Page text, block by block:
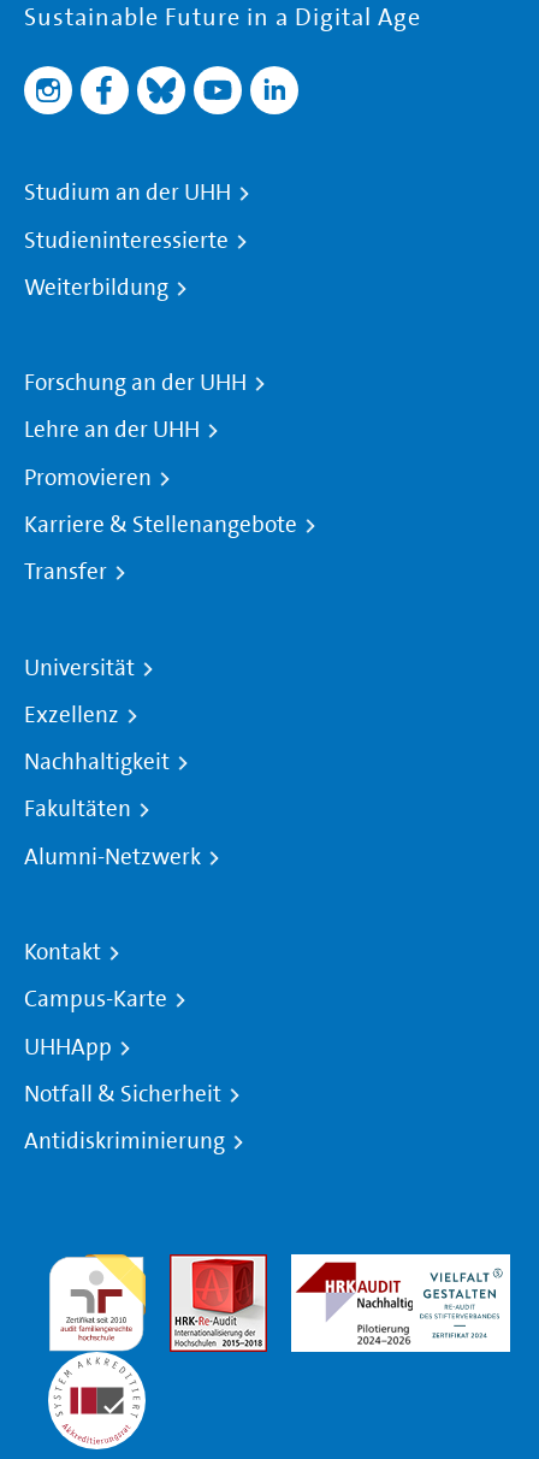
Sustainable Future in a Digital Age
Studium an der UHH
Studieninteressierte
Weiterbildung
Forschung an der UHH
Lehre an der UHH
Promovieren
Karriere & Stellenangebote
Transfer
Universität
Exzellenz
Nachhaltigkeit
Fakultäten
Alumni-Netzwerk
Kontakt
Campus-Karte
UHHApp
Notfall & Sicherheit
Antidiskriminierung